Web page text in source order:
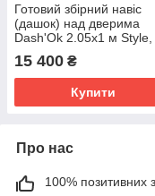
Готовий збірний навіс
(дашок) над дверима
Dash'Ok 2.05x1 м Style,
моноліт 3 мм, бронза
15 400 ₴
Купити
Про нас
100% позитивних з